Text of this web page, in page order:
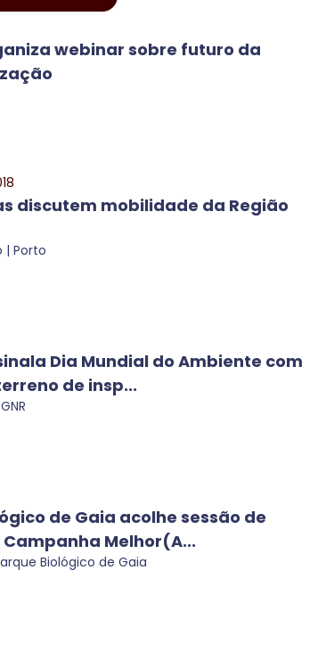
webinar sobre futuro da
discutem mobilidade da Região
| Porto
Dia Mundial do Ambiente com
de insp...
de Gaia acolhe sessão de
Melhor(A...
Biológico de Gaia